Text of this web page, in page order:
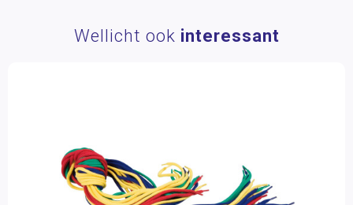
Wellicht ook interessant